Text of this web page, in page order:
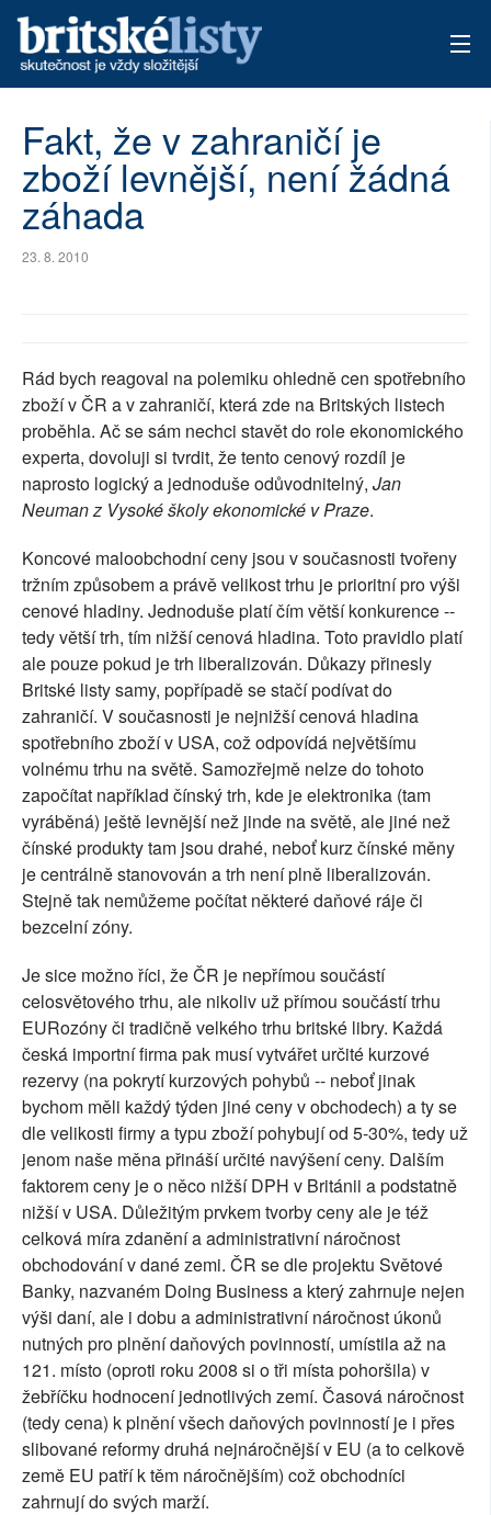
ARCHIV
TÉMATA
AUTOŘI
Fakt, že v zahraničí je
zboží levnější, není žádná
záhada
23. 8. 2010
Rád bych reagoval na polemiku ohledně cen spotřebního
zboží v ČR a v zahraničí, která zde na Britských listech
proběhla. Ač se sám nechci stavět do role ekonomického
experta, dovoluji si tvrdit, že tento cenový rozdíl je
naprosto logický a jednoduše odůvodnitelný, Jan
Neuman z Vysoké školy ekonomické v Praze.
Koncové maloobchodní ceny jsou v současnosti tvořeny
tržním způsobem a právě velikost trhu je prioritní pro výši
cenové hladiny. Jednoduše platí čím větší konkurence --
tedy větší trh, tím nižší cenová hladina. Toto pravidlo platí
ale pouze pokud je trh liberalizován. Důkazy přinesly
Britské listy samy, popřípadě se stačí podívat do
zahraničí. V současnosti je nejnižší cenová hladina
spotřebního zboží v USA, což odpovídá největšímu
volnému trhu na světě. Samozřejmě nelze do tohoto
započítat například čínský trh, kde je elektronika (tam
vyráběná) ještě levnější než jinde na světě, ale jiné než
čínské produkty tam jsou drahé, neboť kurz čínské měny
je centrálně stanovován a trh není plně liberalizován.
Stejně tak nemůžeme počítat některé daňové ráje či
bezcelní zóny.
Je sice možno říci, že ČR je nepřímou součástí
celosvětového trhu, ale nikoliv už přímou součástí trhu
EURozóny či tradičně velkého trhu britské libry. Každá
česká importní firma pak musí vytvářet určité kurzové
rezervy (na pokrytí kurzových pohybů -- neboť jinak
bychom měli každý týden jiné ceny v obchodech) a ty se
dle velikosti firmy a typu zboží pohybují od 5-30%, tedy už
jenom naše měna přináší určité navýšení ceny. Dalším
faktorem ceny je o něco nižší DPH v Británii a podstatně
nižší v USA. Důležitým prvkem tvorby ceny ale je též
celková míra zdanění a administrativní náročnost
obchodování v dané zemi. ČR se dle projektu Světové
Banky, nazvaném Doing Business a který zahrnuje nejen
výši daní, ale i dobu a administrativní náročnost úkonů
nutných pro plnění daňových povinností, umístila až na
121. místo (oproti roku 2008 si o tři místa pohoršila) v
žebříčku hodnocení jednotlivých zemí. Časová náročnost
(tedy cena) k plnění všech daňových povinností je i přes
slibované reformy druhá nejnáročnější v EU (a to celkově
země EU patří k těm náročnějším) což obchodníci
zahrnují do svých marží.